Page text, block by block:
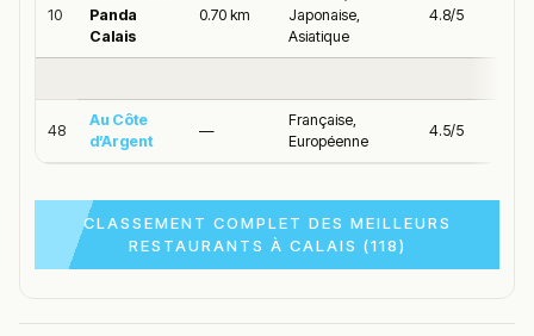
10
Panda
Calais
0.70 km
Japonaise,
Asiatique
4.8/5
48
Au Côte
d’Argent
—
Française,
Européenne
4.5/5
CLASSEMENT COMPLET DES MEILLEURS
RESTAURANTS À CALAIS (118)